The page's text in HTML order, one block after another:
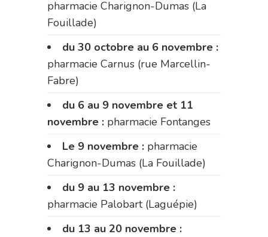
pharmacie Charignon-Dumas (La
Fouillade)
du 30 octobre au 6 novembre :
pharmacie Carnus (rue Marcellin-
Fabre)
du 6 au 9 novembre et 11
novembre : pharmacie Fontanges
Le 9 novembre : pharmacie
Charignon-Dumas (La Fouillade)
du 9 au 13 novembre :
pharmacie Palobart (Laguépie)
du 13 au 20 novembre :